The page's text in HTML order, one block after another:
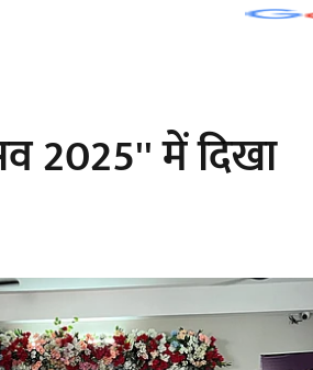
2025'' में दिखा